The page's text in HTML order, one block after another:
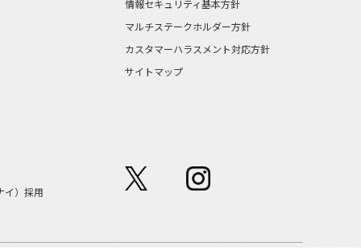
イ）採用
情報セキュリティ基本方針
マルチステークホルダー方針
カスタマーハラスメント対応方針
サイトマップ